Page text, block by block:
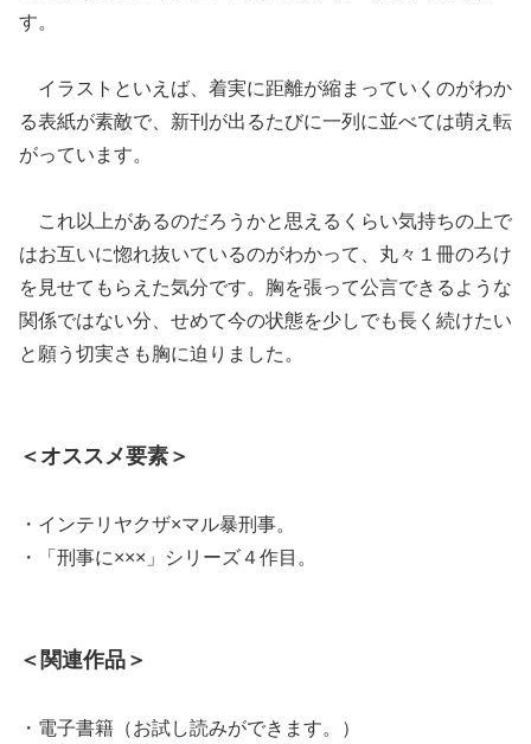
す。
イラストといえば、着実に距離が縮まっていくのがわか
る表紙が素敵で、新刊が出るたびに一列に並べては萌え転
がっています。
これ以上があるのだろうかと思えるくらい気持ちの上で
はお互いに惚れ抜いているのがわかって、丸々１冊のろけ
を見せてもらえた気分です。胸を張って公言できるような
関係ではない分、せめて今の状態を少しでも長く続けたい
と願う切実さも胸に迫りました。
＜オススメ要素＞
・インテリヤクザ×マル暴刑事。
・「刑事に×××」シリーズ４作目。
＜関連作品＞
・電子書籍（お試し読みができます。）